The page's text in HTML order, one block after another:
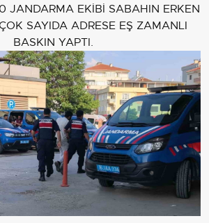
JANDARMA EKİBİ SABAHIN ERKEN
SAYIDA ADRESE EŞ ZAMANLI
BASKIN YAPTI.